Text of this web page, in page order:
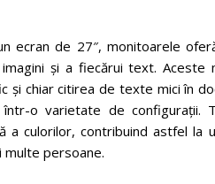
ecran de 27″, monitoarele
și a fiecărui text.
chiar citirea de texte mici în
o varietate de configurații.
a culorilor, contribuind astfel la
multe persoane.